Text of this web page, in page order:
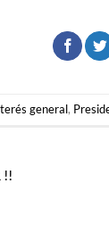
general,
!!